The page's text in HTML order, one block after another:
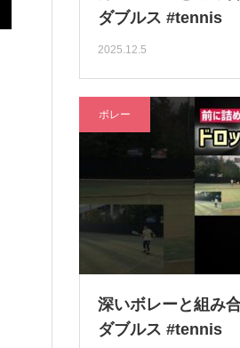
ダブルス #tennis
2025.12.5
ボレー
深いボレーと組み
ダブルス #tennis